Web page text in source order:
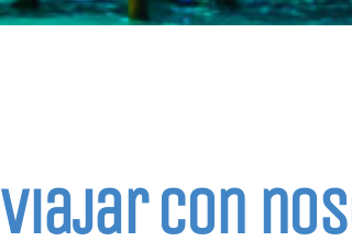
Viajar con